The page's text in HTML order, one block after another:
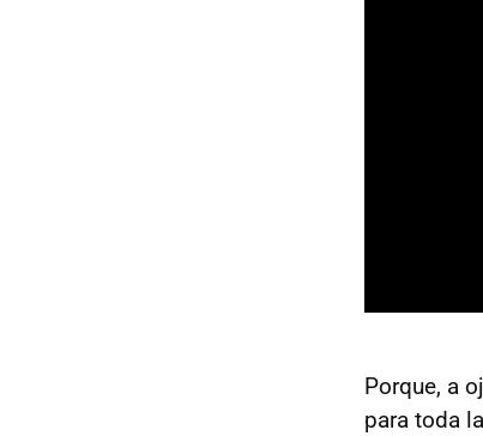
Porque, a
para toda